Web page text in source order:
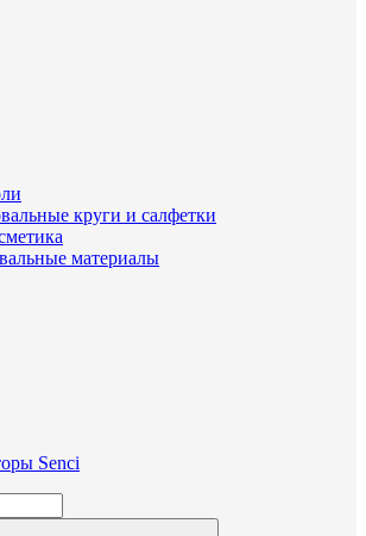
круги и салфетки
материалы
Senci